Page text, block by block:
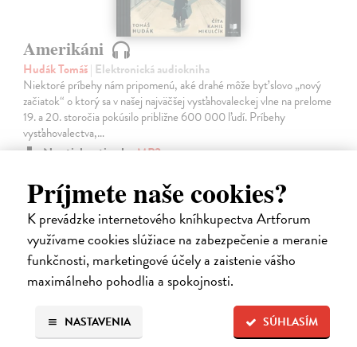
Príjmete naše cookies?
K prevádzke internetového kníhkupectva Artforum
využívame cookies slúžiace na zabezpečenie a meranie
funkčnosti, marketingové účely a zaistenie vášho
maximálneho pohodlia a spokojnosti.
SÚHLASÍM
NASTAVENIA
Amerikáni
Hudák Tomáš| Elektronická audiokniha
Niektoré príbehy nám pripomenú, aké drahé môže byť slovo „nový
začiatok“ o ktorý sa v našej najväčšej vysťahovaleckej vlne na prelome
19. a 20. storočia pokúsilo približne 600 000 ľudí. Príbehy
vysťahovalectva,…
Na stiahnutie akoMP3
15,95 €